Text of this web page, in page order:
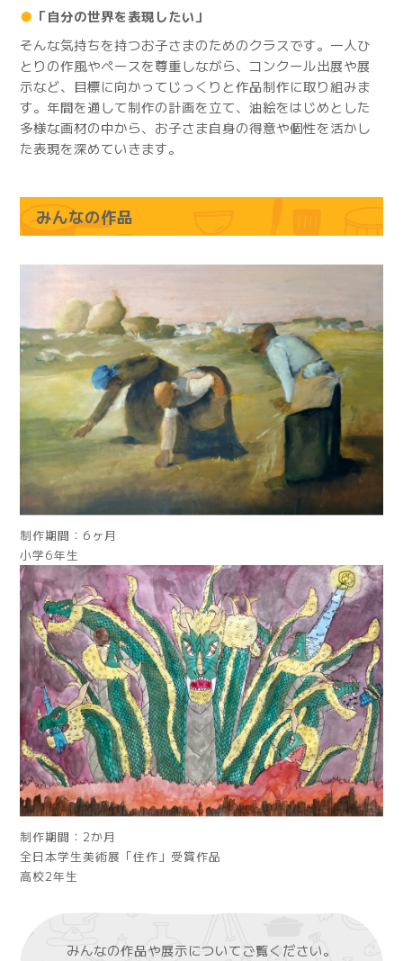
● 「自分の世界を表現したい」
そんな気持ちを持つお子さまのためのクラスです。一人ひ
とりの作風やペースを尊重しながら、コンクール出展や展
示など、目標に向かってじっくりと作品制作に取り組みま
す。年間を通して制作の計画を立て、油絵をはじめとした
多様な画材の中から、お子さま自身の得意や個性を活かし
た表現を深めていきます。
みんなの作品
制作期間：6ヶ月
小学6年生
制作期間：2か月
全日本学生美術展「住作」受賞作品
高校2年生
みんなの作品や展示についてご覧ください。